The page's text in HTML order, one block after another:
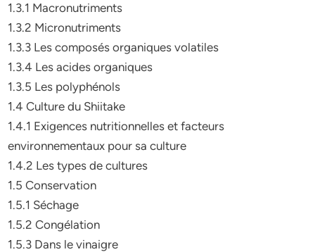
1.3.1 Macronutriments
1.3.2 Micronutriments
1.3.3 Les composés organiques volatiles
1.3.4 Les acides organiques
1.3.5 Les polyphénols
1.4 Culture du Shiitake
1.4.1 Exigences nutritionnelles et facteurs
environnementaux pour sa culture
1.4.2 Les types de cultures
1.5 Conservation
1.5.1 Séchage
1.5.2 Congélation
1.5.3 Dans le vinaigre